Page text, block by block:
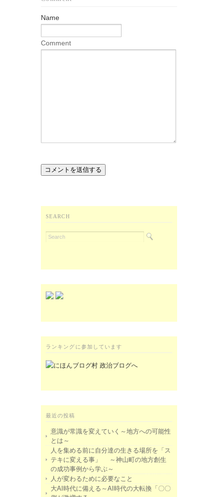
Name
Comment
SEARCH
ランキングに参加しています
最近の投稿
意識が常識を変えていく～地方への可能性
とは～
人を集める前に自分達の生きる場所を「ス
テキに変える事」 ～神山町の地方創生
の成功事例から学ぶ～
人が変わるために必要なこと
大AI時代に備える～AI時代の大転換「〇〇